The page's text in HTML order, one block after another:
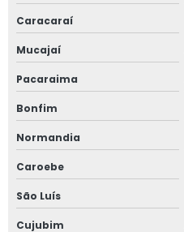
Caracaraí
Mucajaí
Pacaraima
Bonfim
Normandia
Caroebe
São Luís
Cujubim